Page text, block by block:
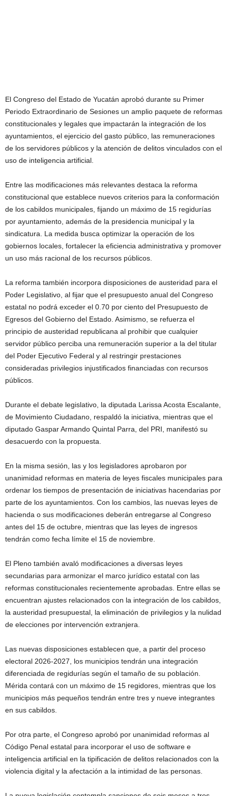
El Congreso del Estado de Yucatán aprobó durante su Primer
Periodo Extraordinario de Sesiones un amplio paquete de reformas
constitucionales y legales que impactarán la integración de los
ayuntamientos, el ejercicio del gasto público, las remuneraciones
de los servidores públicos y la atención de delitos vinculados con el
uso de inteligencia artificial.
Entre las modificaciones más relevantes destaca la reforma
constitucional que establece nuevos criterios para la conformación
de los cabildos municipales, fijando un máximo de 15 regidurías
por ayuntamiento, además de la presidencia municipal y la
sindicatura. La medida busca optimizar la operación de los
gobiernos locales, fortalecer la eficiencia administrativa y promover
un uso más racional de los recursos públicos.
La reforma también incorpora disposiciones de austeridad para el
Poder Legislativo, al fijar que el presupuesto anual del Congreso
estatal no podrá exceder el 0.70 por ciento del Presupuesto de
Egresos del Gobierno del Estado. Asimismo, se refuerza el
principio de austeridad republicana al prohibir que cualquier
servidor público perciba una remuneración superior a la del titular
del Poder Ejecutivo Federal y al restringir prestaciones
consideradas privilegios injustificados financiadas con recursos
públicos.
Durante el debate legislativo, la diputada Larissa Acosta Escalante,
de Movimiento Ciudadano, respaldó la iniciativa, mientras que el
diputado Gaspar Armando Quintal Parra, del PRI, manifestó su
desacuerdo con la propuesta.
En la misma sesión, las y los legisladores aprobaron por
unanimidad reformas en materia de leyes fiscales municipales para
ordenar los tiempos de presentación de iniciativas hacendarias por
parte de los ayuntamientos. Con los cambios, las nuevas leyes de
hacienda o sus modificaciones deberán entregarse al Congreso
antes del 15 de octubre, mientras que las leyes de ingresos
tendrán como fecha límite el 15 de noviembre.
El Pleno también avaló modificaciones a diversas leyes
secundarias para armonizar el marco jurídico estatal con las
reformas constitucionales recientemente aprobadas. Entre ellas se
encuentran ajustes relacionados con la integración de los cabildos,
la austeridad presupuestal, la eliminación de privilegios y la nulidad
de elecciones por intervención extranjera.
Las nuevas disposiciones establecen que, a partir del proceso
electoral 2026-2027, los municipios tendrán una integración
diferenciada de regidurías según el tamaño de su población.
Mérida contará con un máximo de 15 regidores, mientras que los
municipios más pequeños tendrán entre tres y nueve integrantes
en sus cabildos.
Por otra parte, el Congreso aprobó por unanimidad reformas al
Código Penal estatal para incorporar el uso de software e
inteligencia artificial en la tipificación de delitos relacionados con la
violencia digital y la afectación a la intimidad de las personas.